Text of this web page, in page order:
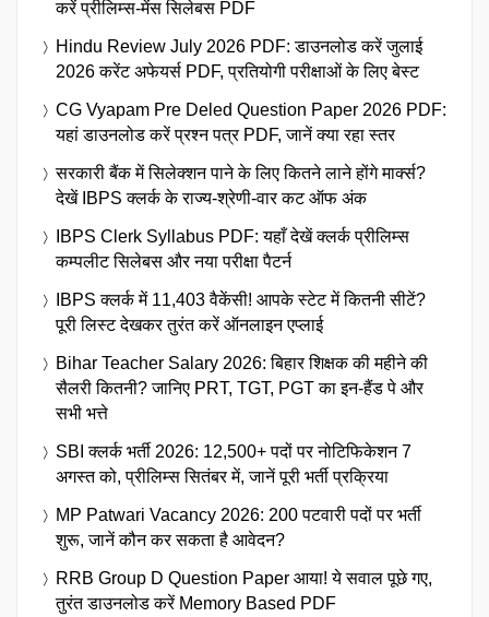
करें प्रीलिम्स-मेंस सिलेबस PDF
Hindu Review July 2026 PDF: डाउनलोड करें जुलाई
2026 करेंट अफेयर्स PDF, प्रतियोगी परीक्षाओं के लिए बेस्ट
CG Vyapam Pre Deled Question Paper 2026 PDF:
यहां डाउनलोड करें प्रश्न पत्र PDF, जानें क्या रहा स्तर
सरकारी बैंक में सिलेक्शन पाने के लिए कितने लाने होंगे मार्क्स?
देखें IBPS क्लर्क के राज्य-श्रेणी-वार कट ऑफ अंक
IBPS Clerk Syllabus PDF: यहाँ देखें क्लर्क प्रीलिम्स
कम्पलीट सिलेबस और नया परीक्षा पैटर्न
IBPS क्लर्क में 11,403 वैकेंसी! आपके स्टेट में कितनी सीटें?
पूरी लिस्ट देखकर तुरंत करें ऑनलाइन एप्लाई
Bihar Teacher Salary 2026: बिहार शिक्षक की महीने की
सैलरी कितनी? जानिए PRT, TGT, PGT का इन-हैंड पे और
सभी भत्ते
SBI क्लर्क भर्ती 2026: 12,500+ पदों पर नोटिफिकेशन 7
अगस्त को, प्रीलिम्स सितंबर में, जानें पूरी भर्ती प्रक्रिया
MP Patwari Vacancy 2026: 200 पटवारी पदों पर भर्ती
शुरू, जानें कौन कर सकता है आवेदन?
RRB Group D Question Paper आया! ये सवाल पूछे गए,
तुरंत डाउनलोड करें Memory Based PDF